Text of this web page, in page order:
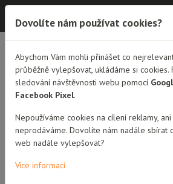
Dobrá rodina - semináře
PŘEHLED LEKTORŮ HANA ŠINDELÁŘOVÁ, DIS
Hana
Hana Šindelářová vystudovala Vyšší
obor sociálně právní činnost. Následně
Výchovném ústavu v Kostomlatech pod
poruchami chování a speciálně
Dovolíte nám používat cookies?
Abychom Vám mohli přinášet co
průběžně vylepšovat, ukládáme si cookies.
sledování návštěvnosti webu pomocí
Facebook Pixel.
Nepoužíváme cookies na cílení reklamy,
neprodáváme. Dovolíte nám nadále sbírat
web nadále vylepšovat?
Více informací